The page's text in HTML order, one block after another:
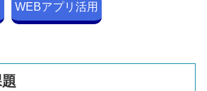
WEBアプリ活用